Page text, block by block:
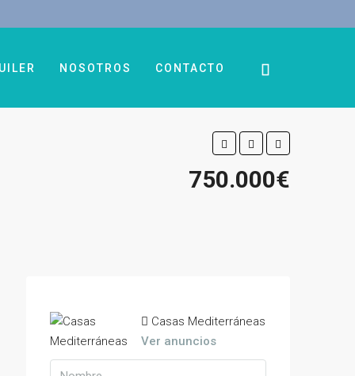
NOSOTROS CONTACTO
750.000€
Casas Mediterráneas
Ver anuncios